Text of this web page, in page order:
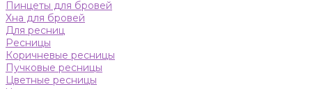
Пинцеты для бровей
Хна для бровей
Для ресниц
Ресницы
Коричневые ресницы
Пучковые ресницы
Цветные ресницы